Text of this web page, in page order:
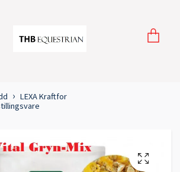
LEXA Kraftfor